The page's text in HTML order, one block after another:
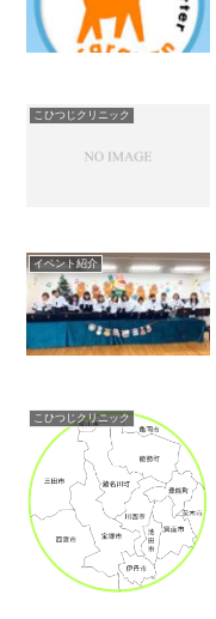
こひつじクリニック
イベント紹介
こひつじクリニック